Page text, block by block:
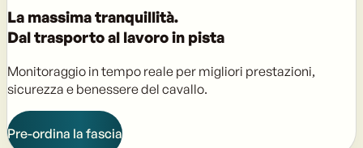
La massima tranquillità.
Dal trasporto al lavoro in pista
Monitoraggio in tempo reale per migliori prestazioni,
sicurezza e benessere del cavallo.
Pre-ordina la fascia